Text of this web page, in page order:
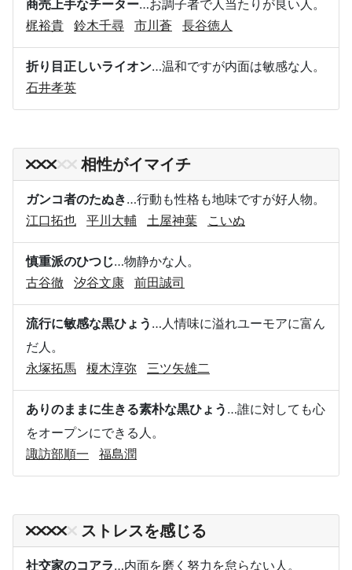
商売上手なチーター…お調子者で人当たりが良い人。
梶裕貴
鈴木千尋 市川蒼 長谷徳人
折り目正しいライオン…温和ですが内面は敏感な人。
石井孝英
相性がイマイチ
ガンコ者のたぬき…行動も性格も地味ですが好人物。
江口拓也
平川大輔 土屋神葉 こいぬ
慎重派のひつじ…物静かな人。
古谷徹
汐谷文康 前田誠司
流行に敏感な黒ひょう …人情味に溢れユーモアに富ん
だ人。
永塚拓馬
榎木淳弥 三ツ矢雄二
ありのままに生きる素朴な黒ひょう …誰に対しても心
をオープンにできる人。
諏訪部順一
福島潤
ストレスを感じる
社交家のコアラ…内面を磨く努力を怠らない人。